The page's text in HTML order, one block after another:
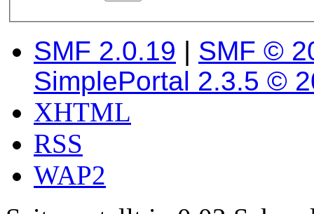
SMF 2.0.19 | SMF ©
SimplePortal 2.3.5 ©
XHTML
RSS
WAP2